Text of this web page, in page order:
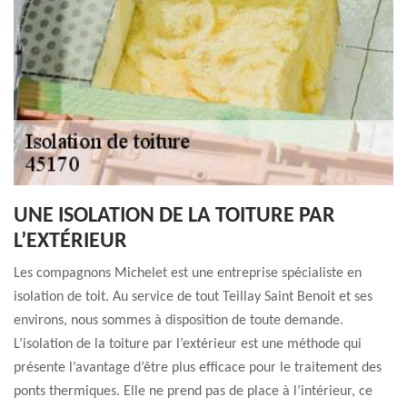
UNE ISOLATION DE LA TOITURE PAR
L’EXTÉRIEUR
Les compagnons Michelet est une entreprise spécialiste en
isolation de toit. Au service de tout Teillay Saint Benoit et ses
environs, nous sommes à disposition de toute demande.
L’isolation de la toiture par l’extérieur est une méthode qui
présente l’avantage d’être plus efficace pour le traitement des
ponts thermiques. Elle ne prend pas de place à l’intérieur, ce